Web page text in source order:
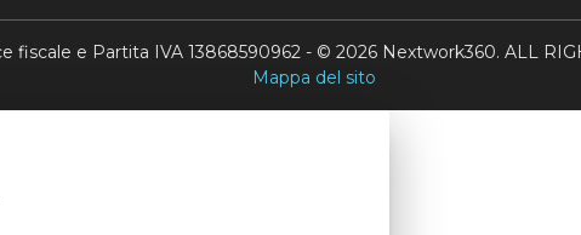
fiscale e Partita IVA 13868590962 - © 2026 Nextwork360. ALL
Mappa del sito